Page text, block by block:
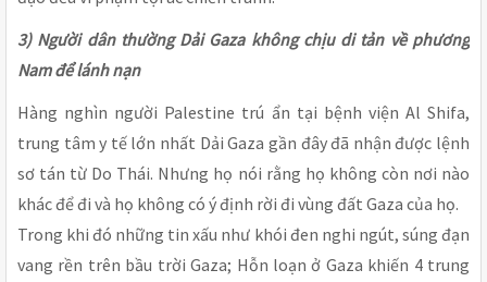
3) Người dân thường Dải Gaza không chịu di tản về phương
Nam để lánh nạn
Hàng nghìn người Palestine trú ẩn tại bệnh viện Al Shifa,
trung tâm y tế lớn nhất Dải Gaza gần đây đã nhận được lệnh
sơ tán từ Do Thái. Nhưng họ nói rằng họ không còn nơi nào
khác để đi và họ không có ý định rời đi vùng đất Gaza của họ.
Trong khi đó những tin xấu như khói đen nghi ngút, súng đạn
vang rền trên bầu trời Gaza; Hỗn loạn ở Gaza khiến 4 trung